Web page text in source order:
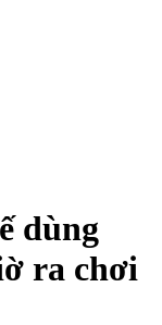
dùng
ra chơi